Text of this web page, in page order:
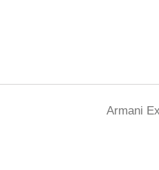
Armani